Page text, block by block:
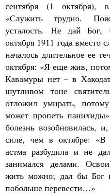
сентября (1 октября),
«Служить трудно.
усталость. Не дай Бог,
октября 1911 года вместо
началось длительное ее
октября: «Я еще жив,
Кавамуры нет – в
шутливом тоне
отложил умирать,
может пропеть
болезнь возобновилась,
силе, чем в октябре: «В
астма разбудила и не
занимался делами.
жить можно; дал бы Бог
побольше перевести…»